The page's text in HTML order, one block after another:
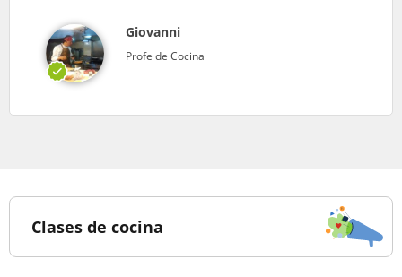
Giovanni
Profe de Cocina
Clases de cocina